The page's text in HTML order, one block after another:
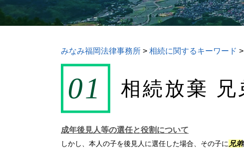
みなみ福岡法律事務所 > 相続に関するキーワード >
相続放棄 兄
成年後見人等の選任と役割について
しかし、本人の子を後見人に選任した場合、その子に 兄弟